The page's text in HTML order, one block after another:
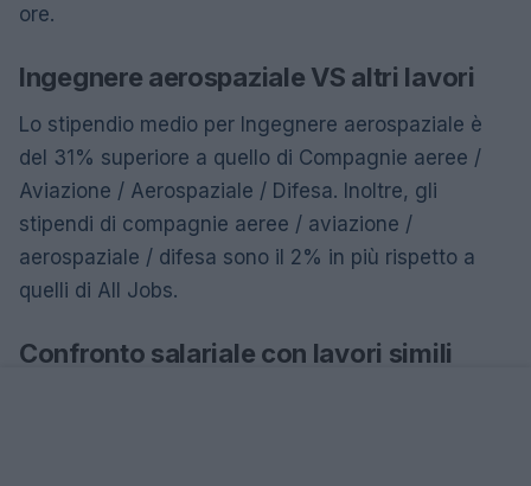
ore.
Ingegnere aerospaziale VS altri lavori
Lo stipendio medio per Ingegnere aerospaziale è
del 31% superiore a quello di Compagnie aeree /
Aviazione / Aerospaziale / Difesa. Inoltre, gli
stipendi di compagnie aeree / aviazione /
aerospaziale / difesa sono il 2% in più rispetto a
quelli di All Jobs.
Confronto salariale con lavori simili